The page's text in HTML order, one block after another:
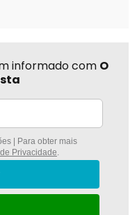
informado com O
| Para obter mais
Privacidade